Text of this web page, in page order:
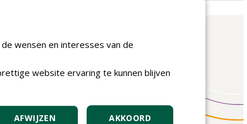
wensen en interesses van de
website ervaring te kunnen blijven
AKKOORD
AFWIJZEN